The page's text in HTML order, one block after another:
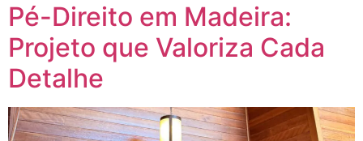
Pé-Direito em Madeira:
Projeto que Valoriza Cada
Detalhe